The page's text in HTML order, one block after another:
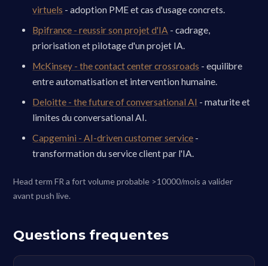
virtuels - adoption PME et cas d'usage concrets.
Bpifrance - reussir son projet d'IA - cadrage,
priorisation et pilotage d'un projet IA.
McKinsey - the contact center crossroads - equilibre
entre automatisation et intervention humaine.
Deloitte - the future of conversational AI - maturite et
limites du conversational AI.
Capgemini - AI-driven customer service -
transformation du service client par l'IA.
Head term FR a fort volume probable >10000/mois a valider
avant push live.
Questions frequentes